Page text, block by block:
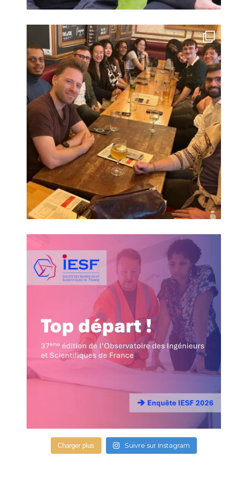
Charger plus Suivre sur Instagram